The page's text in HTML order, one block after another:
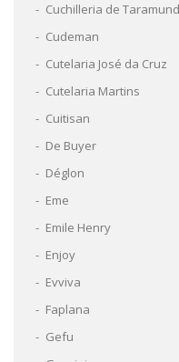
Cuchilleria de
Cudeman
Cutelaria José da Cruz
Cutelaria Martins
Cuitisan
De Buyer
Déglon
Eme
Emile Henry
Enjoy
Evviva
Faplana
Gefu